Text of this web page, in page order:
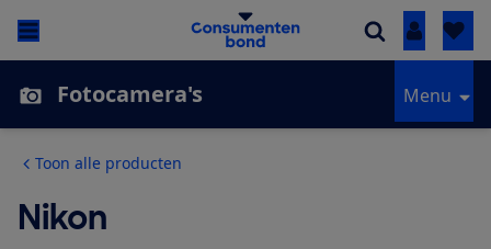
Inloggen
Fotocamera's Menu
Toon alle producten
Nikon